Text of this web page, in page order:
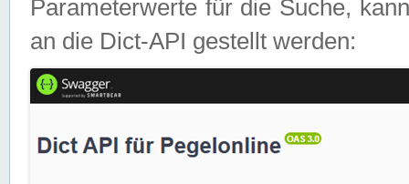
Parameterwerte für die Suche,
an die Dict-API gestellt werden: